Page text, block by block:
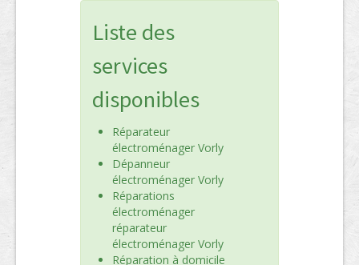
Liste des
services
disponibles
Réparateur
électroménager Vorly
Dépanneur
électroménager Vorly
Réparations
électroménager
réparateur
électroménager Vorly
Réparation à domicile